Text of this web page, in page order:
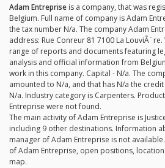
Adam Entreprise is a company, that was
Belgium. Full name of company is Adam
the tax number N/a. The company Adam
address: Rue Conreur 81 7100 La
range of reports and documents featuring
analysis and official information from
work in this company. Capital - N/a. The
amounted to N/a, and that has N/a the
N/a. Industry category is Carpenters.
Entreprise were not found.
The main activity of Adam Entreprise is
including 9 other destinations. Information
manager of Adam Entreprise is not
of Adam Entreprise, open positions,
map.